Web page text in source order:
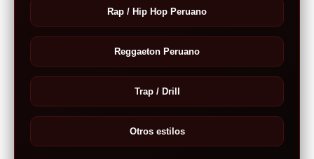
Rap / Hip Hop Peruano
Reggaeton Peruano
Trap / Drill
Otros estilos